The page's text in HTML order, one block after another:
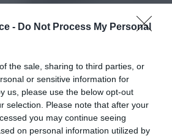
- Do Not Process My Personal
the sale, sharing to third parties, or
or sensitive information for
us, please use the below opt-out
selection. Please note that after your
you may continue seeing
on personal information utilized by